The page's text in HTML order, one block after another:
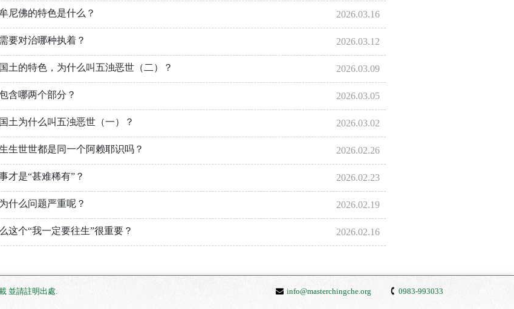
2026.03.16
尼佛的特色是什么？
2026.03.12
要对治哪种执着？
2026.03.09
土的特色，为什么叫五浊恶世（二）？
2026.03.05
含哪两个部分？
2026.03.02
土为什么叫五浊恶世（一）？
2026.02.26
生世世都是同一个阿赖耶识吗？
2026.02.23
才是“甚难稀有”？
2026.02.19
什么问题严重呢？
2026.02.16
这个“我一定要往生”很重要？
並請註明出處. info@masterchingche.org 0983-993033